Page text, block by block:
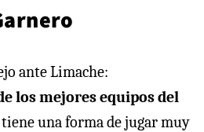
ante Limache:
los mejores equipos del
una forma de jugar muy